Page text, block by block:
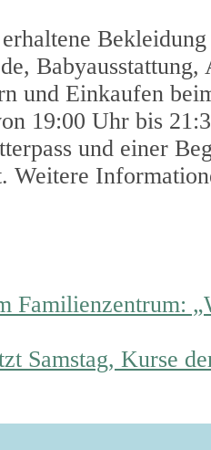
und Einkaufen
19:00 Uhr bis
und einer
Weitere
Familienzentrum:
Samstag, Kurse